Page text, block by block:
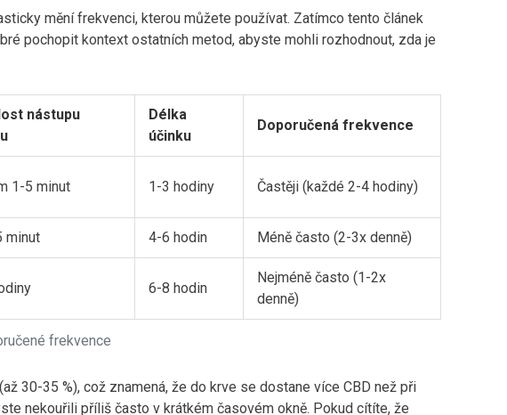
mění frekvenci, kterou můžete používat. Zatímco tento článek
pochopit kontext ostatních metod, abyste mohli rozhodnout, zda je
frekvence
nástupu
Délka
účinku
Doporučená frekvence
1-5 minut 1-3 hodiny Častěji (každé 2-4 hodiny)
minut 4-6 hodin Méně často (2-3x denně)
6-8 hodin
Nejméně často (1-2x
denně)
30-35 %), což znamená, že do krve se dostane více CBD než při
nekouřili příliš často v krátkém časovém okně. Pokud cítíte, že